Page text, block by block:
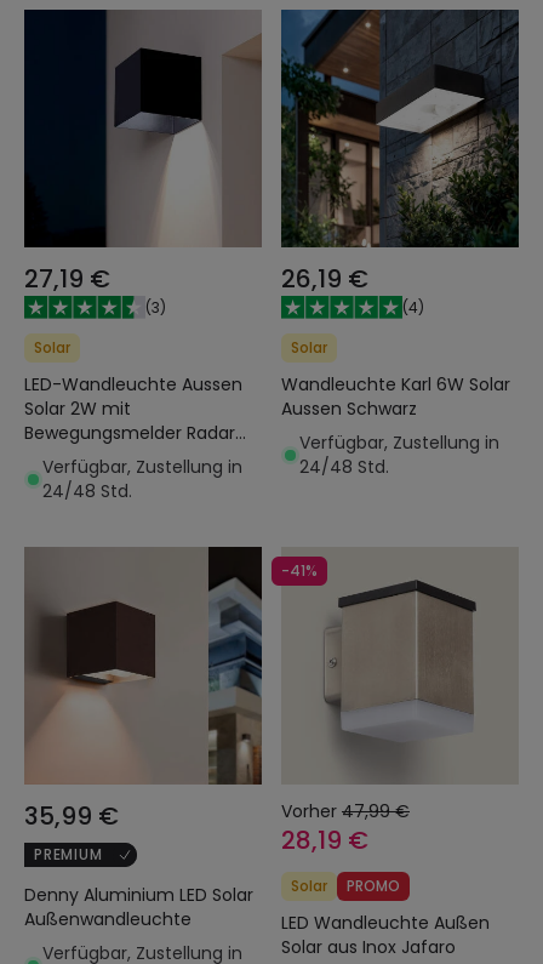
27,19 €
(3)
Solar
LED-Wandleuchte Aussen
Solar 2W mit
Bewegungsmelder Radar
Eros
Verfügbar, Zustellung in
24/48 Std.
26,19 €
(4)
Solar
Wandleuchte Karl 6W Solar
Aussen Schwarz
Verfügbar, Zustellung in
24/48 Std.
35,99 €
PREMIUM
Denny Aluminium LED Solar
Außenwandleuchte
Verfügbar, Zustellung in
-41%
Vorher 47,99 €
28,19 €
Solar PROMO
LED Wandleuchte Außen
Solar aus Inox Jafaro